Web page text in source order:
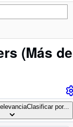
(Más de
Clasificar por...